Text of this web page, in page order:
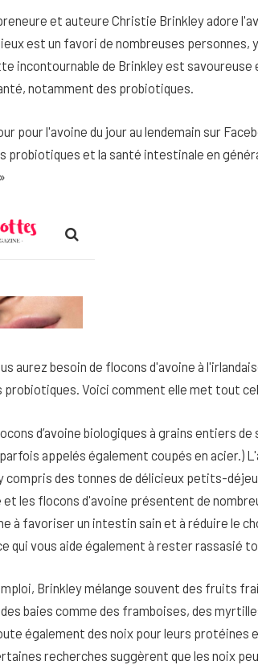
et auteure Christie Brinkley adore
est un favori de nombreuses personnes,
incontournable de Brinkley est
notamment des probiotiques.
pour l'avoine du jour au lendemain sur
probiotiques et la santé intestinale en
aurez besoin de flocons d'avoine à
probiotiques. Voici comment elle met tout
d’avoine biologiques à grains entiers
appelés également coupés en acier.)
compris des tonnes de délicieux petits-
les flocons d'avoine présentent de
à favoriser un intestin sain et à réduire le
qui vous aide également à rester rassasié
Brinkley mélange souvent des fruits
baies comme des framboises, des
également des noix pour leurs
recherches suggèrent que les noix